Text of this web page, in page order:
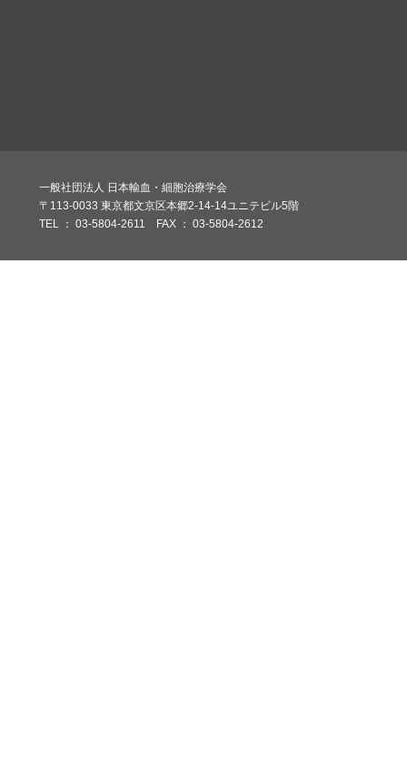
一般社団法人 日本輸血・細胞治療学会
〒113-0033 東京都文京区本郷2-14-14ユニテビル5階
TEL ： 03-5804-2611 FAX ： 03-5804-2612